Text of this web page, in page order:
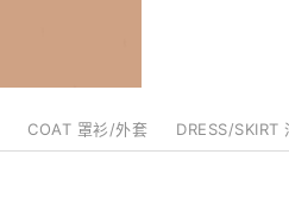
COAT 罩衫/外套 DRESS/SKIRT